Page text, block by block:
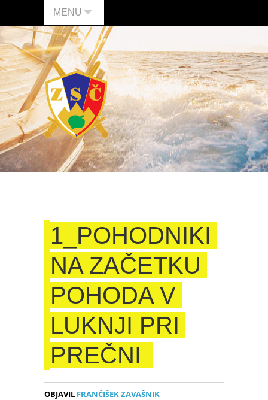
MENU
1_POHODNIKI
NA ZAČETKU
POHODA V
LUKNJI PRI
PREČNI
OBJAVIL FRANČIŠEK ZAVAŠNIK